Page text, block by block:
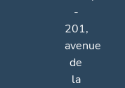
-
201,
avenue
de
la